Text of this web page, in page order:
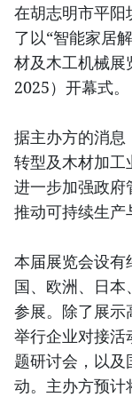
在胡志明市平阳
了以“智能家居
材及木工机械
2025）开幕式。
据主办方的消息
转型及木材加工
进一步加强政府
推动可持续生产
本届展览会设有
国、欧洲、日
参展。除了展示
举行企业对接活
题研讨会，以
动。主办方预计